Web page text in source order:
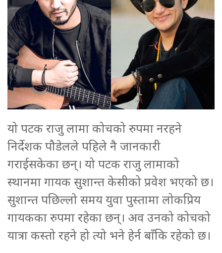
यो पटक राजु लामा कोचको रुपमा नरहने
निर्देशक पौडेलले पहिले नै जानकारी
गराईसकेका छन्। यो पटक राजु लामाको
स्थानमा गायक सुशान्त केसीको प्रवेश भएको छ।
सुशान्त पछिल्लो समय युवा पुस्तामा लोकप्रिय
गायकका रुपमा रहेका छन्। अव उनको कोचको
यात्रा कस्तो रहने हो त्यो भने हेर्न बाँकि रहेको छ।